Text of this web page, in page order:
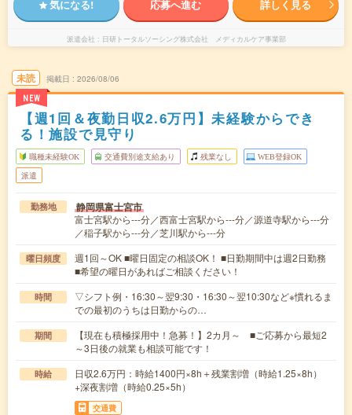
気になる! 応募へ進む 詳しく見る
派遣会社 日研トータルソーシング株式会社 メディカルケア事業部
未読
NEW
掲載日 2026/08/06
【週1回＆夜勤日収2.6万円】未経験からでき
る！施設で見守り
職種未経験OK 交通費別途支給あり 残業なし WEB登録OK
派遣
勤務地 静岡県富士宮市
富士宮駅から---分／西富士宮駅から---分／源道寺駅から---分
／稲子駅から---分／芝川駅から---分
曜日頻度
週1回～OK ■曜日固定の相談OK！ ■日勤期間中は週2日勤務
■希望の曜日があればご相談ください！
時間
▽シフト例・16:30～翌9:30・16:30～翌10:30など※慣れるま
での最初のうちは日勤からの…
期間
【現在も積極採用中！急募！】2カ月～ ■ご応募から最短2
～3日後の就業も相談可能です！
時給
日収2.6万円：時給1400円×8h＋残業割増（時給1.25×8h）
+深夜割増（時給0.25×5h）
交通費